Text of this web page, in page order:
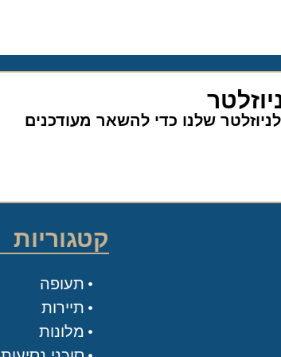
שלנו כדי להשאר מעודכנים
קטגוריות
תעופה
תיירות
מלונות